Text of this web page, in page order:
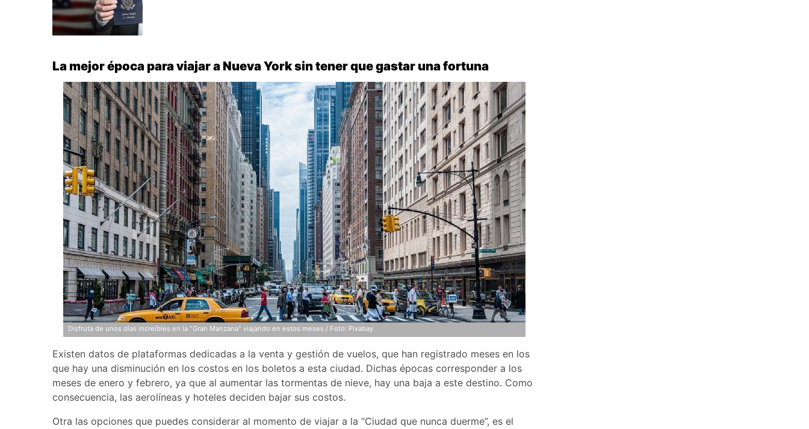
La mejor época para viajar a Nueva York sin tener que gastar una fortuna
Disfruta de unos días increíbles en la "Gran Manzana" viajando en estos meses / Foto: Pixabay
Existen datos de plataformas dedicadas a la venta y gestión de vuelos, que han registrado meses en los
que hay una disminución en los costos en los boletos a esta ciudad. Dichas épocas corresponder a los
meses de enero y febrero, ya que al aumentar las tormentas de nieve, hay una baja a este destino. Como
consecuencia, las aerolíneas y hoteles deciden bajar sus costos.
Otra las opciones que puedes considerar al momento de viajar a la “Ciudad que nunca duerme”, es el